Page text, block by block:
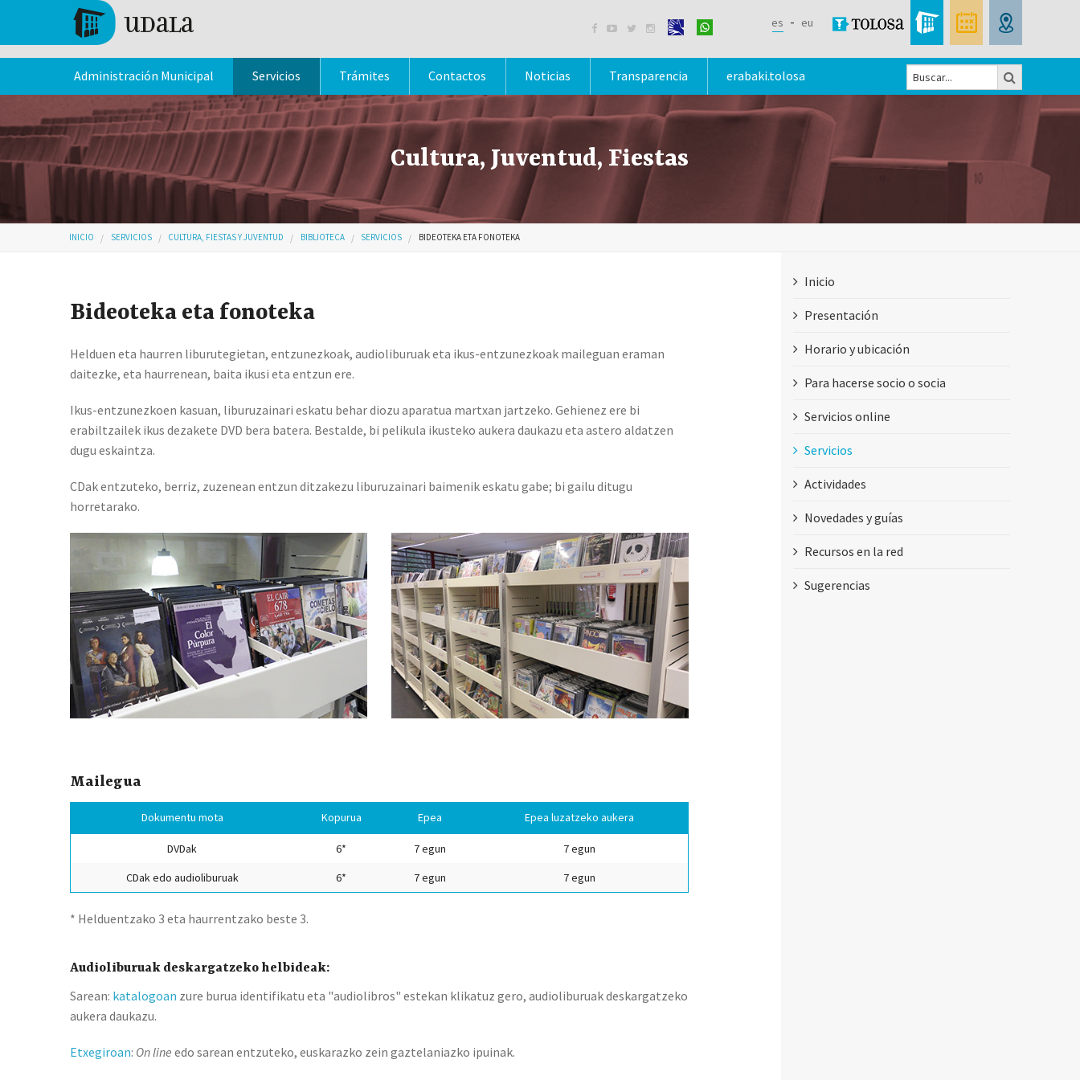
Pasar al contenido principal
    es eu
Formulario
búsqueda
Administración Municipal Servicios Trámites Contactos Noticias Transparencia erabaki.tolosa
Cultura, Juventud, Fiestas
Usted está aquí
INICIO SERVICIOS CULTURA, FIESTAS Y JUVENTUD BIBLIOTECA SERVICIOS BIDEOTEKA ETA FONOTEKA
Bideoteka eta fonoteka
Helduen eta haurren liburutegietan, entzunezkoak, audioliburuak eta ikus-entzunezkoak maileguan eraman
daitezke, eta haurrenean, baita ikusi eta entzun ere.
Ikus-entzunezkoen kasuan, liburuzainari eskatu behar diozu aparatua martxan jartzeko. Gehienez ere bi
erabiltzailek ikus dezakete DVD bera batera. Bestalde, bi pelikula ikusteko aukera daukazu eta astero aldatzen
dugu eskaintza.
CDak entzuteko, berriz, zuzenean entzun ditzakezu liburuzainari baimenik eskatu gabe; bi gailu ditugu
horretarako.
Mailegua
Dokumentu mota Kopurua Epea Epea luzatzeko aukera
DVDak 6* 7 egun
7 egun
CDak edo audioliburuak
6* 7 egun 7 egun
* Helduentzako 3 eta haurrentzako beste 3.
Audioliburuak deskargatzeko helbideak:
Sarean: katalogoan zure burua identifikatu eta "audiolibros" estekan klikatuz gero, audioliburuak deskargatzeko
aukera daukazu.
Etxegiroan: On line edo sarean entzuteko, euskarazko zein gaztelaniazko ipuinak.
Inicio
Presentación
Horario y ubicación
Para hacerse socio o socia
Servicios online
Servicios
Actividades
Novedades y guías
Recursos en la red
Sugerencias